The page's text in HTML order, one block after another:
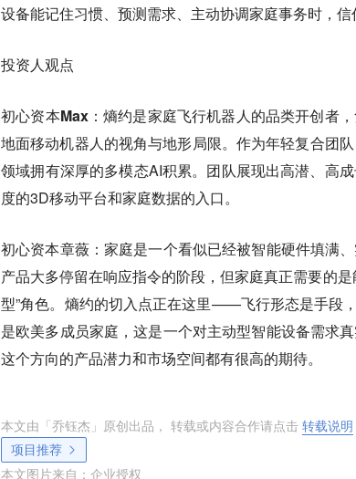
设备能记住习惯、预测需求、主动协调家庭事务时，信
投资人观点
初心资本Max：熵约是家庭飞行机器人的品类开创者
地面移动机器人的视角与地形局限。作为年轻复合团
领域拥有深厚的多模态AI积累。团队展现出高潜、高
度的3D移动平台和家庭数据的入口。
初心资本章薇： 家庭是一个看似已经被智能硬件填满
产品大多停留在响应指令的阶段，但家庭真正需要的
型”角色。熵约的切入点正在这里——飞行形态是手段
是欧美多成员家庭，这是一个对主动型智能设备需求
这个方向的产品潜力和市场空间都有很高的期待。
本文由「乔钰杰 」原创出品， 转载或内容合作请点击 转载说明
项目推荐
本文图片来自： 企业授权